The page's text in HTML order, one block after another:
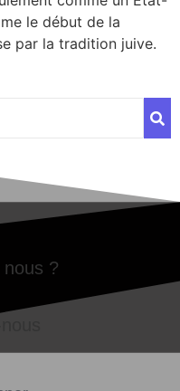
le début de la
par la tra­di­tion juive.
?